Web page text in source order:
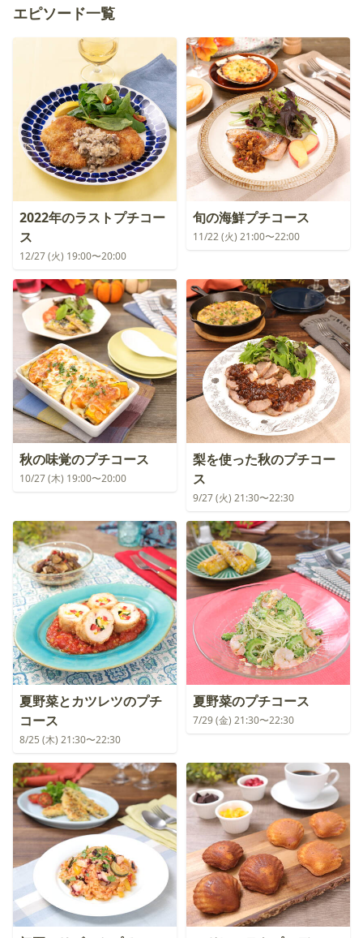
エピソード一覧
2022年のラストプチコー
ス
12/27 (火) 19:00〜20:00
旬の海鮮プチコース
11/22 (火) 21:00〜22:00
秋の味覚のプチコース
10/27 (木) 19:00〜20:00
梨を使った秋のプチコー
ス
9/27 (火) 21:30〜22:30
夏野菜とカツレツのプチ
コース
8/25 (木) 21:30〜22:30
夏野菜のプチコース
7/29 (金) 21:30〜22:30